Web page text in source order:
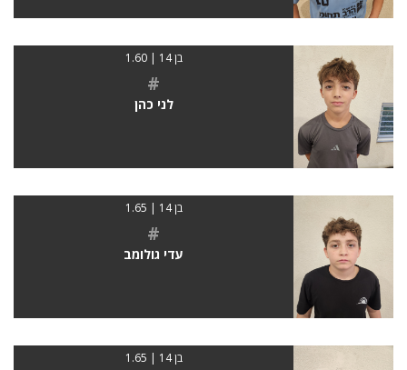
בן 14 | 1.60
#
לני כהן
בן 14 | 1.65
#
עדי גולומב
בן 14 | 1.65